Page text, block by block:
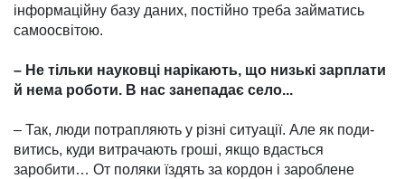
інформа­ційну базу даних, по­стійно треба займатись
само­освітою.
– Не тільки науковці нарі­кають, що низькі зарплати
й нема роботи. В нас зане­падає село...
– Так, люди потрапляють у різні ситуації. Але як поди­
витись, куди витрачають гроші, якщо вдасться
заробити… От поляки їздять за кордон і зароб­лене